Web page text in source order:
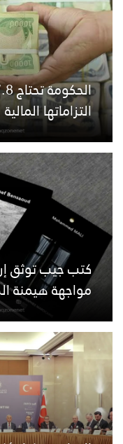
التزاماتها المالية
كتب جيب توثق
مواجهة هيمنة